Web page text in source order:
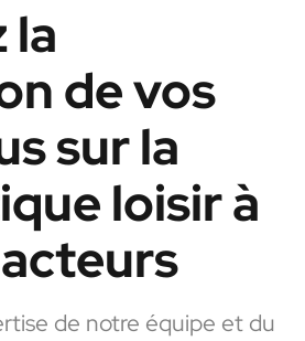
la
de vos
sur la
loisir à
de notre équipe et du